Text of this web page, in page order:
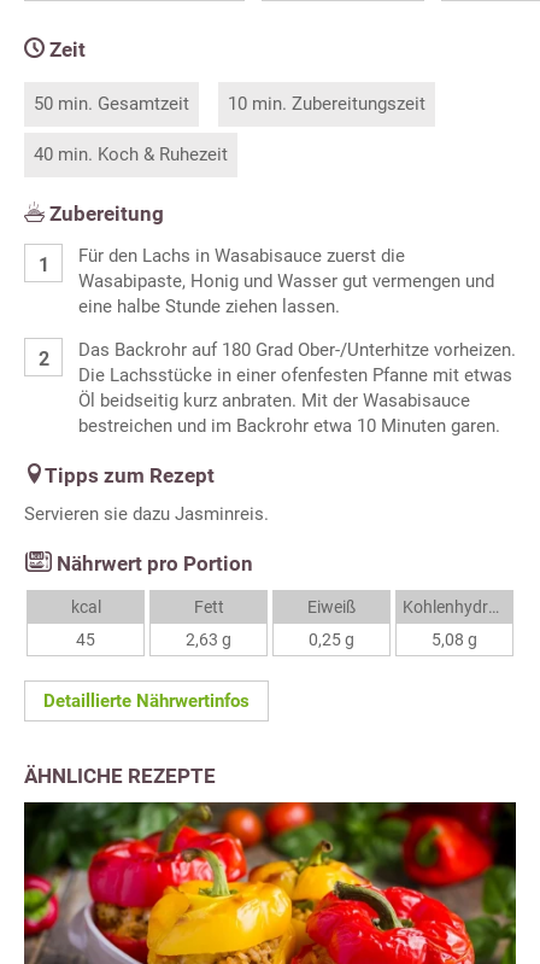
Zeit
50 min. Gesamtzeit 10 min. Zubereitungszeit
40 min. Koch & Ruhezeit
Zubereitung
Für den Lachs in Wasabisauce zuerst die
Wasabipaste, Honig und Wasser gut vermengen und
eine halbe Stunde ziehen lassen.
Das Backrohr auf 180 Grad Ober-/Unterhitze vorheizen.
Die Lachsstücke in einer ofenfesten Pfanne mit etwas
Öl beidseitig kurz anbraten. Mit der Wasabisauce
bestreichen und im Backrohr etwa 10 Minuten garen.
Tipps zum Rezept
Servieren sie dazu Jasminreis.
Nährwert pro Portion
kcal
45
Fett
2,63 g
Eiweiß
0,25 g
Kohlenhydrate
5,08 g
Detaillierte Nährwertinfos
ÄHNLICHE REZEPTE